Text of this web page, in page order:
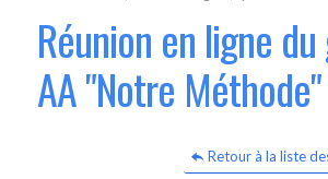
Réunion en ligne
AA "Notre Méthode"
Retour à la liste